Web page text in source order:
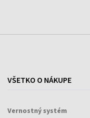
VŠETKO O NÁKUPE
Vernostný systém